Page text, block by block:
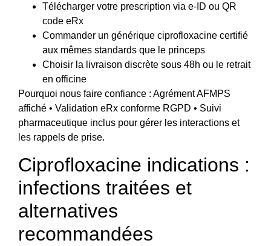
Télécharger votre prescription via e-ID ou QR
code eRx
Commander un générique ciprofloxacine certifié
aux mêmes standards que le princeps
Choisir la livraison discrète sous 48h ou le retrait
en officine
Pourquoi nous faire confiance : Agrément AFMPS
affiché • Validation eRx conforme RGPD • Suivi
pharmaceutique inclus pour gérer les interactions et
les rappels de prise.
Ciprofloxacine indications :
infections traitées et
alternatives
recommandées